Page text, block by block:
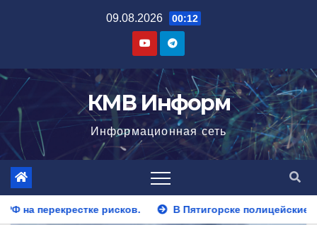
09.08.2026 00:12
КМВ Информ
Информационная сеть
В Пятигорске полицейские задержали закладчика,